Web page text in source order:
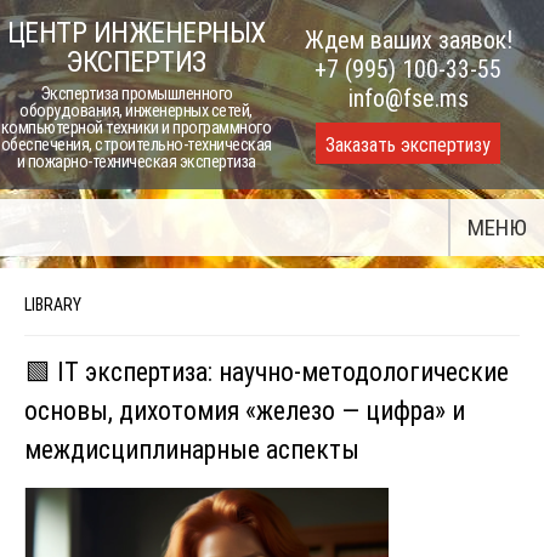
Skip
to
content
ЦЕНТР ИНЖЕНЕРНЫХ
ЭКСПЕРТИЗ
Экспертиза промышленного
оборудования, инженерных сетей,
компьютерной техники и программного
обеспечения, строительно-техническая
и пожарно-техническая экспертиза
Ждем ваших заявок!
+7 (995) 100-33-55
info@fse.ms
Заказать экспертизу
МЕНЮ
LIBRARY
🟩 IT экспертиза: научно-методологические
основы, дихотомия «железо — цифра» и
междисциплинарные аспекты